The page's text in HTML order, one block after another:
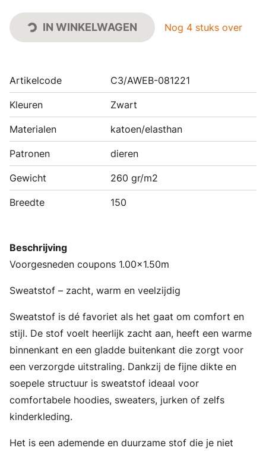
IN WINKELWAGEN Nog 4 stuks over
Artikelcode C3/AWEB-081221
Kleuren Zwart
Materialen katoen/elasthan
Patronen dieren
Gewicht 260 gr/m2
Breedte 150
Beschrijving
Voorgesneden coupons 1.00x1.50m
Sweatstof – zacht, warm en veelzijdig
Sweatstof is dé favoriet als het gaat om comfort en
stijl. De stof voelt heerlijk zacht aan, heeft een warme
binnenkant en een gladde buitenkant die zorgt voor
een verzorgde uitstraling. Dankzij de fijne dikte en
soepele structuur is sweatstof ideaal voor
comfortabele hoodies, sweaters, jurken of zelfs
kinderkleding.
Het is een ademende en duurzame stof die je niet